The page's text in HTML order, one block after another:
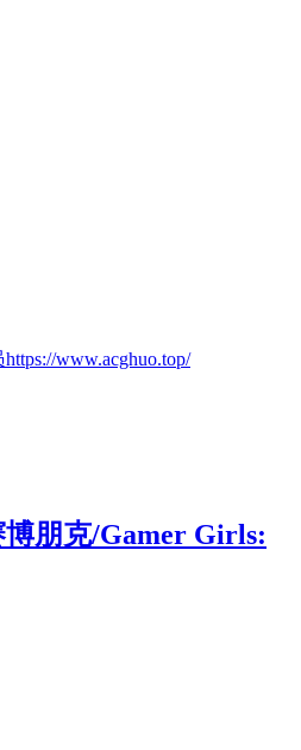
www.acghuo.top/
朋克/Gamer Girls: